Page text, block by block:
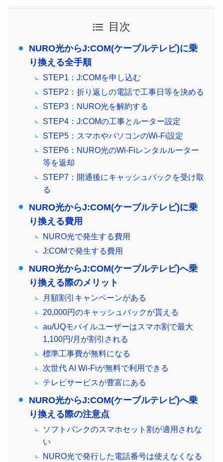
目次
NURO光からJ:COM(ケーブルテレビ)に乗
り換える全手順
STEP1：J:COMを申し込む
STEP2：折り返しの電話で工事日等を決める
STEP3：NURO光を解約する
STEP4：J:COMの工事とルーター設定
STEP5：スマホやパソコンのWi-Fi設定
STEP6：NURO光のWi-Fiレンタルルーター
等を返却
STEP7：開通後にキャッシュバックを受け取
る
NURO光からJ:COM(ケーブルテレビ)に乗
り換える費用
NURO光で発生する費用
J:COMで発生する費用
NURO光からJ:COM(ケーブルテレビ)へ乗
り換える際のメリット
月額割引キャンペーンがある
20,000円のキャッシュバックが貰える
au/UQモバイルユーザーはスマホ割で最大
1,100円/月が割引される
標準工事費が無料になる
次世代 AI Wi-Fiが無料で利用できる
テレビサービスが豊富にある
NURO光からJ:COM(ケーブルテレビ)へ乗
り換える際の注意点
ソフトバンクのスマホセット割が適用されな
い
NURO光で発行した電話番号は使えなくなる